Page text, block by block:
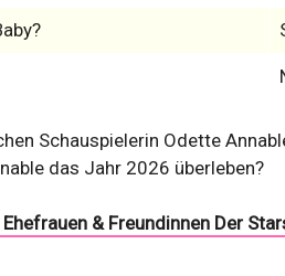
Schauspielerin Odette
das Jahr 2026 überleben?
& Freundinnen Der